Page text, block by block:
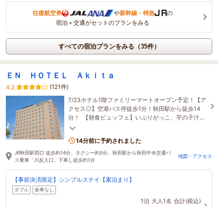
往復航空券 や新幹線・特急
の
宿泊＋交通がセットのプランをみる
すべての宿泊プランをみる（35件）
ＥＮ ＨＯＴＥＬ Ａｋｉｔａ
4.2
(121件)
7/23ホテル1階ファミリーマートオープン予定！【ア
クセス◎】空港バス停徒歩1分！秋田駅から徒歩14
分！ 【朝食ビュッフェ】いぶりがっこ、芋の子汁や
ババヘラアイス等、秋田名物が盛り沢山♪
14分前に予約されました
JR秋田駅西口 徒歩約14分、タクシー約5分、秋田駅から秋田中央交通バ
ス乗車「川反入口」下車し徒歩約1分
地図・アクセス
【事前決済限定】シンプルステイ【素泊まり】
ダブル 食事なし
1泊 大人1名 合計(税込)